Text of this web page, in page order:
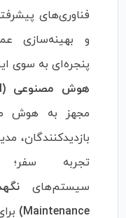
فناوری‌های
پنجره‌ای به سوی
هوش مصنوعی (AI)
مجهز به هوش
بازدیدکنندگان،
تجربه
سیستم‌های
Maintenance)